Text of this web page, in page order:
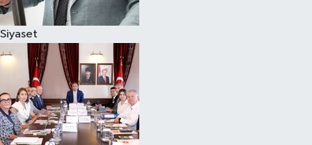
Siyaset
Sağlık
Siyaset
Spor
Yaşam